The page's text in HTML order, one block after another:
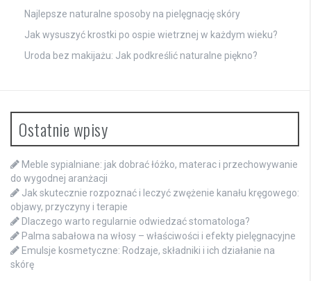
Najlepsze naturalne sposoby na pielęgnację skóry
Jak wysuszyć krostki po ospie wietrznej w każdym wieku?
Uroda bez makijażu: Jak podkreślić naturalne piękno?
Ostatnie wpisy
Meble sypialniane: jak dobrać łóżko, materac i przechowywanie
do wygodnej aranżacji
Jak skutecznie rozpoznać i leczyć zwężenie kanału kręgowego:
objawy, przyczyny i terapie
Dlaczego warto regularnie odwiedzać stomatologa?
Palma sabałowa na włosy – właściwości i efekty pielęgnacyjne
Emulsje kosmetyczne: Rodzaje, składniki i ich działanie na
skórę